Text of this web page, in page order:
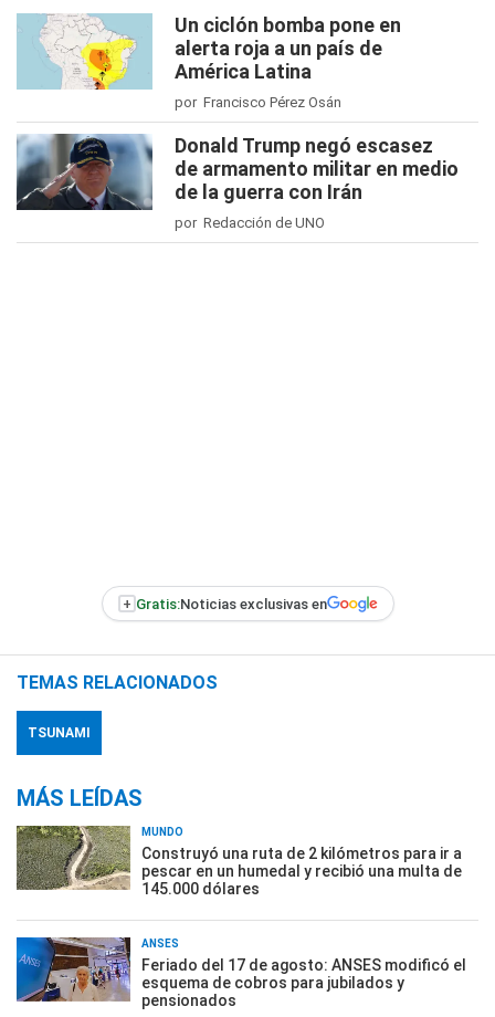
Un ciclón bomba pone en
alerta roja a un país de
América Latina
por Francisco Pérez Osán
Donald Trump negó escasez
de armamento militar en medio
de la guerra con Irán
por Redacción de UNO
+ Gratis:Noticias exclusivas en
TEMAS RELACIONADOS
TSUNAMI
MÁS LEÍDAS
MUNDO
Construyó una ruta de 2 kilómetros para ir a
pescar en un humedal y recibió una multa de
145.000 dólares
ANSES
Feriado del 17 de agosto: ANSES modificó el
esquema de cobros para jubilados y
pensionados